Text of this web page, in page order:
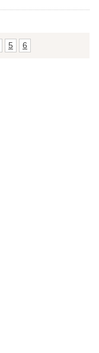
5 6